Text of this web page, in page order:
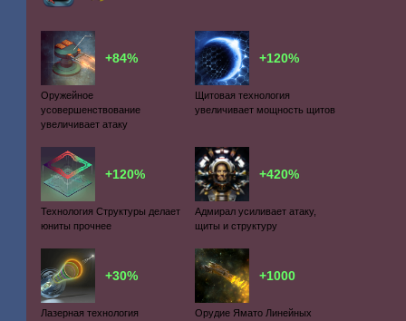
+84%
Оружейное
усовершенствование
увеличивает атаку
+120%
Щитовая технология
увеличивает мощность щитов
+120%
Технология Структуры делает
юниты прочнее
+420%
Адмирал усиливает атаку,
щиты и структуру
+30%
Лазерная технология
+1000
Орудие Ямато Линейных